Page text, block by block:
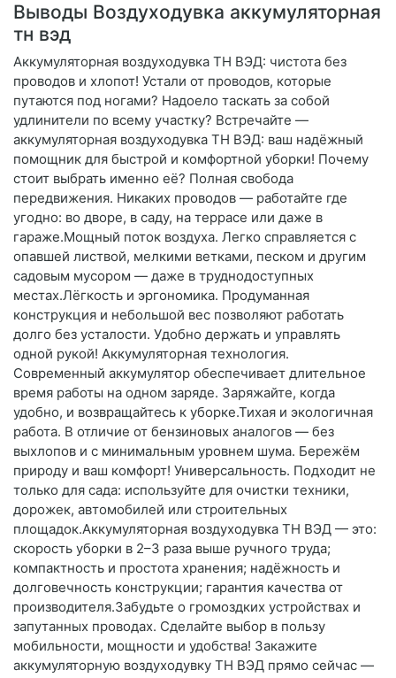
Выводы Воздуходувка аккумуляторная
тн вэд
Аккумуляторная воздуходувка ТН ВЭД: чистота без
проводов и хлопот! Устали от проводов, которые
путаются под ногами? Надоело таскать за собой
удлинители по всему участку? Встречайте —
аккумуляторная воздуходувка ТН ВЭД: ваш надёжный
помощник для быстрой и комфортной уборки! Почему
стоит выбрать именно её? Полная свобода
передвижения. Никаких проводов — работайте где
угодно: во дворе, в саду, на террасе или даже в
гараже.Мощный поток воздуха. Легко справляется с
опавшей листвой, мелкими ветками, песком и другим
садовым мусором — даже в труднодоступных
местах.Лёгкость и эргономика. Продуманная
конструкция и небольшой вес позволяют работать
долго без усталости. Удобно держать и управлять
одной рукой! Аккумуляторная технология.
Современный аккумулятор обеспечивает длительное
время работы на одном заряде. Заряжайте, когда
удобно, и возвращайтесь к уборке.Тихая и экологичная
работа. В отличие от бензиновых аналогов — без
выхлопов и с минимальным уровнем шума. Бережём
природу и ваш комфорт! Универсальность. Подходит не
только для сада: используйте для очистки техники,
дорожек, автомобилей или строительных
площадок.Аккумуляторная воздуходувка ТН ВЭД — это:
скорость уборки в 2–3 раза выше ручного труда;
компактность и простота хранения; надёжность и
долговечность конструкции; гарантия качества от
производителя.Забудьте о громоздких устройствах и
запутанных проводах. Сделайте выбор в пользу
мобильности, мощности и удобства! Закажите
аккумуляторную воздуходувку ТН ВЭД прямо сейчас —